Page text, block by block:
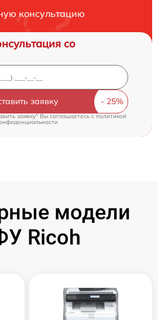
консультацию
со
заявку
заявку" Вы соглашаетесь c политикой
модели
Ricoh